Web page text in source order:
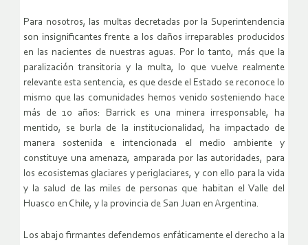
Para nosotros, las multas decretadas por la Superintendencia
son insignificantes frente a los daños irreparables producidos
en las nacientes de nuestras aguas. Por lo tanto, más que la
paralización transitoria y la multa, lo que vuelve realmente
relevante esta sentencia, es que desde el Estado se reconoce lo
mismo que las comunidades hemos venido sosteniendo hace
más de 10 años: Barrick es una minera irresponsable, ha
mentido, se burla de la institucionalidad, ha impactado de
manera sostenida e intencionada el medio ambiente y
constituye una amenaza, amparada por las autoridades, para
los ecosistemas glaciares y periglaciares, y con ello para la vida
y la salud de las miles de personas que habitan el Valle del
Huasco en Chile, y la provincia de San Juan en Argentina.
Los abajo firmantes defendemos enfáticamente el derecho a la